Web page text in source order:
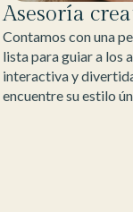
Asesoría
Contamos con una
lista para guiar a los
interactiva y
encuentre su estilo